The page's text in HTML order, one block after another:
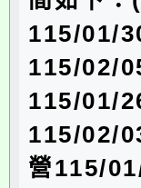
115/01/
115/02/
115/01/
115/02/
營115/